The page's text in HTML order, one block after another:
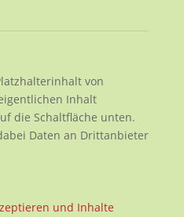
von
Inhalt
die Schaltfläche unten.
Daten an Drittanbieter
und Inhalte